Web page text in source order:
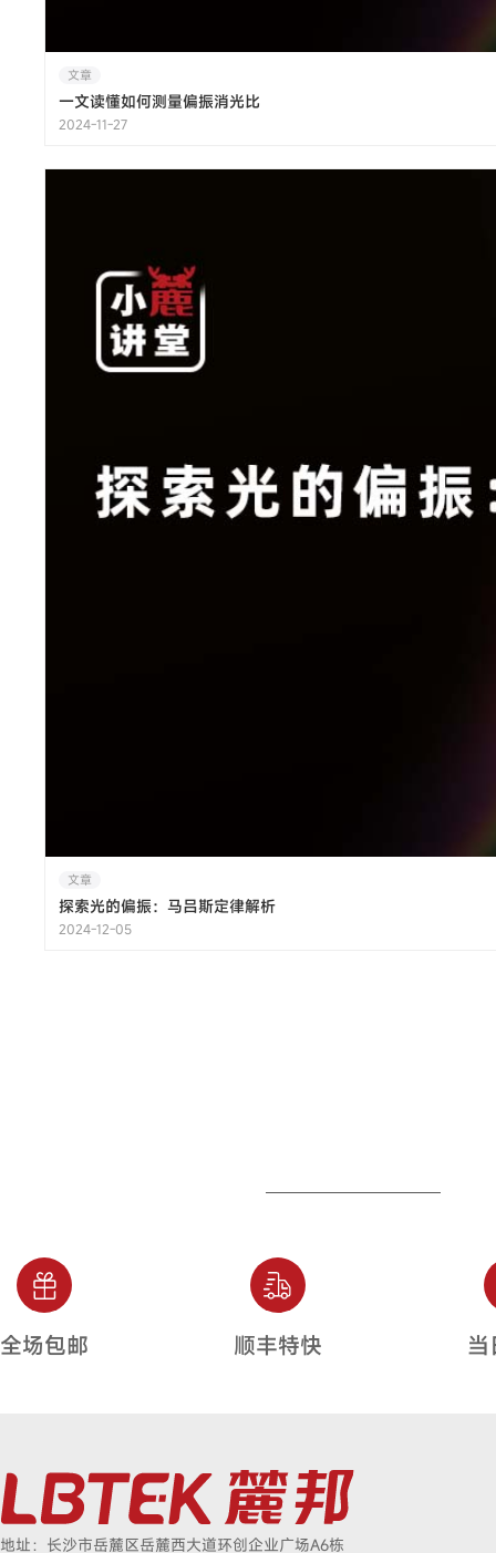
文章
一文读懂如何测量偏振消光比
2024-11-27
文章
探索光的偏振：马吕斯定律解析
2024-12-05
全场包邮 顺丰特快 当
地址： 长沙市岳麓区岳麓西大道环创企业广场A6栋